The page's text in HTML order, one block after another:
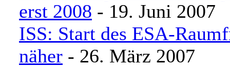
erst 2008 - 19. Juni 2007
ISS: Start des ESA-
näher - 26. März 2007